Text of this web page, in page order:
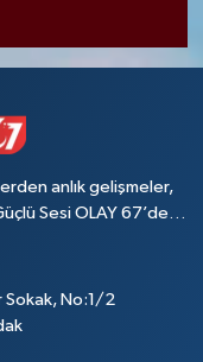
anlık gelişmeler,
Sesi OLAY 67’de…
Sokak, No:1/2